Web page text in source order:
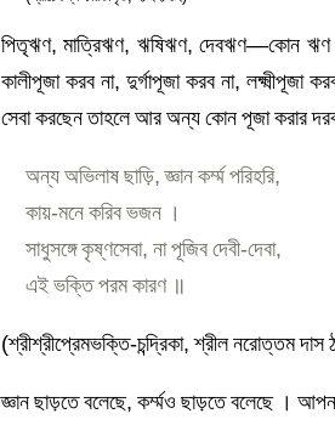
পিতৃঋণ, মাত্রিঋণ, ঋষিঋণ, দেবঋণ—কোন ঋণ
কালীপূজা করব না, দুর্গাপূজা করব না, লক্ষ্মীপূজা
সেবা করছেন তাহলে আর অন্য কোন পূজা করার
অন্য অভিলাষ ছাড়ি, জ্ঞান কর্ম্ম পরিহরি,
কায়-মনে করিব ভজন ।
সাধুসঙ্গে কৃষ্ণসেবা, না পূজিব দেবী-দেবা,
এই ভক্তি পরম কারণ ॥
(শ্রীশ্রীপ্রেমভক্তি-চন্দ্রিকা, শ্রীল নরোত্তম দাস
জ্ঞান ছাড়তে বলেছে, কর্ম্মও ছাড়তে বলেছে ।